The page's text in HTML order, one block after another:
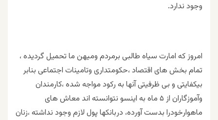
وجود ندارد.
امروز که امارت سیاه طالبی برمردم ومیهن ما تحمیل گردیده ،
تمام بخش های اقتصاد ،حکومتداری وتامینات اجتماعی بنابر
بیکفایتی و بی ظرفیتی آنها به رکود مواجه شده ،کارمندان
وآموزگاران از ۵ ماه به اینسو نتوانسته اند معاش های
ماهوارخودرا بدست آورده، دربانکها پول لازم وجود نداشته ،زنان